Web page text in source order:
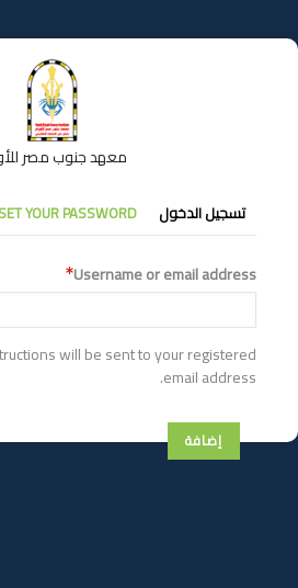
إلى
المحتوى
معهد جنوب مصر
التبويبات
الأساسية
تسجيل الدخول YOUR PASSWORD
Username or email address
will be sent to your registered
email address.